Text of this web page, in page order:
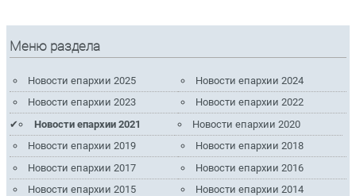
Меню раздела
Новости епархии 2025
Новости епархии 2024
Новости епархии 2023
Новости епархии 2022
Новости епархии 2021
Новости епархии 2020
Новости епархии 2019
Новости епархии 2018
Новости епархии 2017
Новости епархии 2016
Новости епархии 2015
Новости епархии 2014